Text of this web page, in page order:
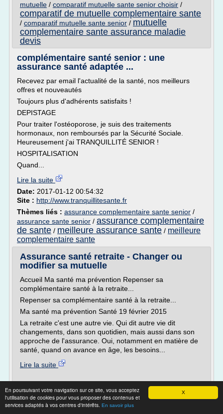
X
En poursuivant votre navigation sur ce site, vous acceptez
l'utilisation de cookies pour vous proposer des contenus et
services adaptés à vos centres d'intérêts. En savoir plus
mutuelle / comparatif mutuelle sante senior choisir /
comparatif de mutuelle complementaire sante
/ comparatif mutuelle sante senior / mutuelle
complementaire sante assurance maladie
devis
complémentaire santé senior : une
assurance santé adaptée ...
Recevez par email l'actualité de la santé, nos meilleurs
offres et nouveautés
Toujours plus d'adhérents satisfaits !
DEPISTAGE
Pour traiter l'ostéoporose, je suis des traitements
hormonaux, non remboursés par la Sécurité Sociale.
Heureusement j'ai TRANQUILLITÉ SENIOR !
HOSPITALISATION
Quand...
Lire la suite
Date: 2017-01-12 00:54:32
Site : http://www.tranquillitesante.fr
Thèmes liés : assurance complementaire sante senior /
assurance sante senior / assurance complementaire
de sante / meilleure assurance sante / meilleure
complementaire sante
Assurance santé retraite - Changer ou
modifier sa mutuelle
Accueil Ma santé ma prévention Repenser sa
complémentaire santé à la retraite...
Repenser sa complémentaire santé à la retraite...
Ma santé ma prévention Santé 19 février 2015
La retraite c'est une autre vie. Qui dit autre vie dit
changements, dans son quotidien, mais aussi dans son
approche de l'assurance. Oui, notamment en matière de
santé, quand on avance en âge, les besoins...
Lire la suite
Mutuelle moins chère - Comparateur
mutuelle santé | France